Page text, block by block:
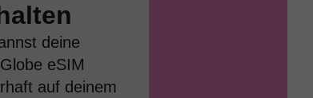
deine
eSIM
auf deinem